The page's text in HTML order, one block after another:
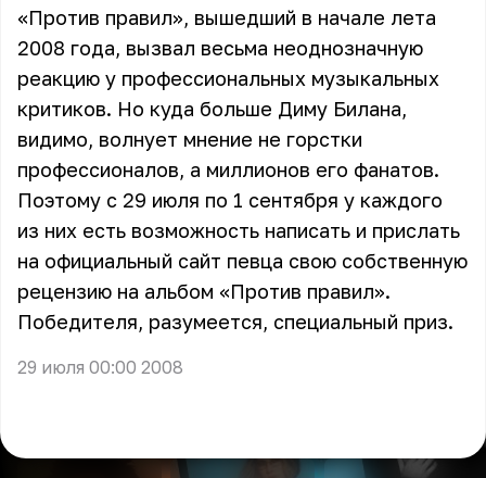
«Против правил», вышедший в начале лета
2008 года, вызвал весьма неоднозначную
реакцию у профессиональных музыкальных
критиков. Но куда больше Диму Билана,
видимо, волнует мнение не горстки
профессионалов, а миллионов его фанатов.
Поэтому с 29 июля по 1 сентября у каждого
из них есть возможность написать и прислать
на официальный сайт певца свою собственную
рецензию на альбом «Против правил».
Победителя, разумеется, специальный приз.
29 июля 00:00 2008